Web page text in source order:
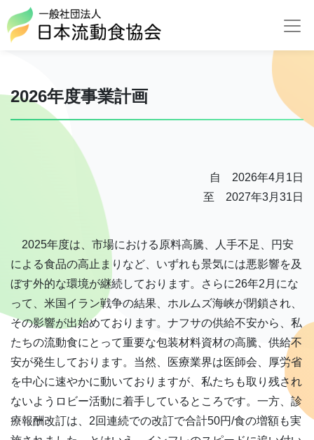
2026年度事業計画
自 2026年4月1日
至 2027年3月31日
2025年度は、市場における原料高騰、人手不足、円安
による食品の高止まりなど、いずれも景気には悪影響を及
ぼす外的な環境が継続しております。さらに26年2月にな
って、米国イラン戦争の結果、ホルムズ海峡が閉鎖され、
その影響が出始めております。ナフサの供給不安から、私
たちの流動食にとって重要な包装材料資材の高騰、供給不
安が発生しております。当然、医療業界は医師会、厚労省
を中心に速やかに動いておりますが、私たちも取り残され
ないようロビー活動に着手しているところです。一方、診
療報酬改訂は、2回連続での改訂で合計50円/食の増額も実